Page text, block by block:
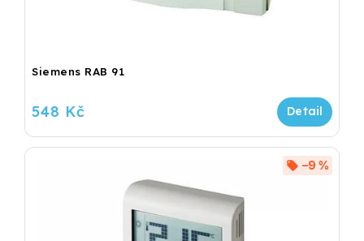
Siemens RAB 91
548 Kč
–9 %